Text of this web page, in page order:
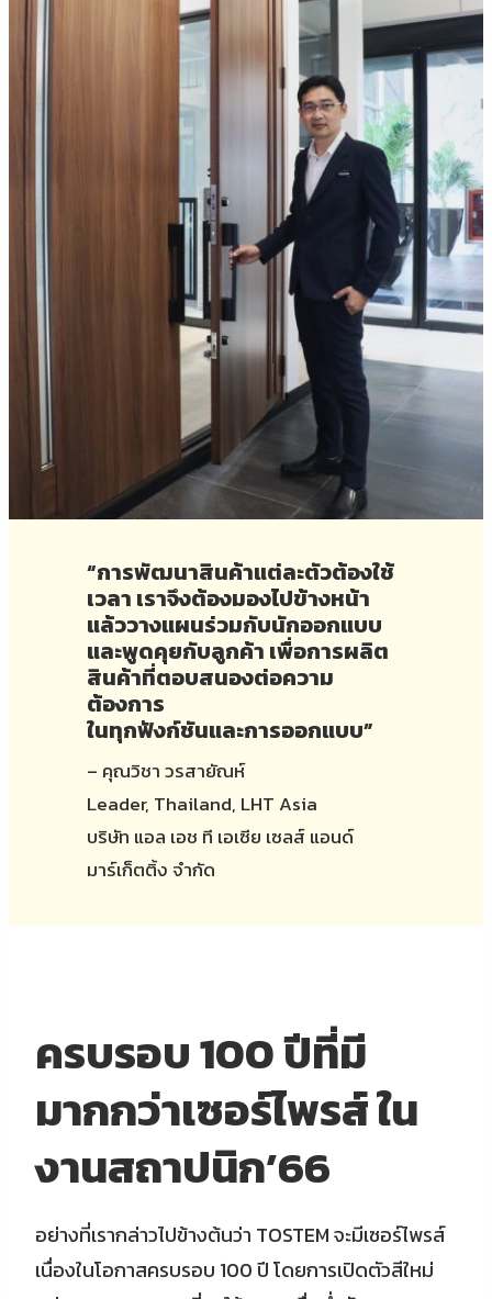
“การพัฒนาสินค้าแต่ละตัวต้องใช้
เวลา เราจึงต้องมองไปข้างหน้า
แล้ววางแผนร่วมกับนักออกแบบ
และพูดคุยกับลูกค้า เพื่อการผลิต
สินค้าที่ตอบสนองต่อความ
ต้องการ
ในทุกฟังก์ชันและการออกแบบ”
– คุณวิชา วรสายัณห์
Leader, Thailand, LHT Asia
บริษัท แอล เอช ที เอเซีย เซลส์ แอนด์
มาร์เก็ตติ้ง จำกัด
ครบรอบ 100 ปีที่มี
มากกว่าเซอร์ไพรส์ ใน
งานสถาปนิก’66
อย่างที่เรากล่าวไปข้างต้นว่า TOSTEM จะมีเซอร์ไพรส์
เนื่องในโอกาสครบรอบ 100 ปี โดยการเปิดตัวสีใหม่